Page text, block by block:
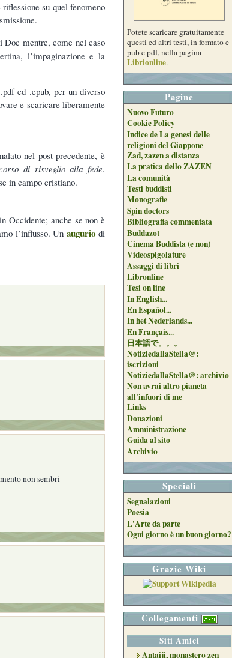
su quel fenomeno
Doc mentre, come nel caso
l’impaginazione e la
ed .epub, per un diverso
e scaricare liberamente
nel post precedente, è
di risveglio alla fede.
in campo cristiano.
Occidente; anche se non è
l’influsso. Unaugurio di
non sembri
Potete scaricare gratuitamente
questi ed altri testi, in formato e-
pub e pdf, nella pagina
Librionline.
Pagine
Nuovo Futuro
Cookie Policy
Indice de La genesi delle
religioni del Giappone
Zad, zazen a distanza
La pratica dello ZAZEN
La comunità
Testi buddisti
Monografie
Spin doctors
Bibliografia commentata
Buddazot
Cinema Buddista (e non)
Videospigolature
Assaggi di libri
Libronline
Tesi on line
In English...
En Español...
In het Nederlands...
En Français...
日本語で。。。
NotiziedallaStella@:
iscrizioni
NotiziedallaStella@: archivio
Non avrai altro pianeta
all'infuori di me
Links
Donazioni
Amministrazione
Guida al sito
Archivio
Speciali
Segnalazioni
Poesia
L'Arte da parte
Ogni giorno è un buon giorno?
Grazie Wiki
Collegamenti
Siti Amici
Antaiji, monastero zen